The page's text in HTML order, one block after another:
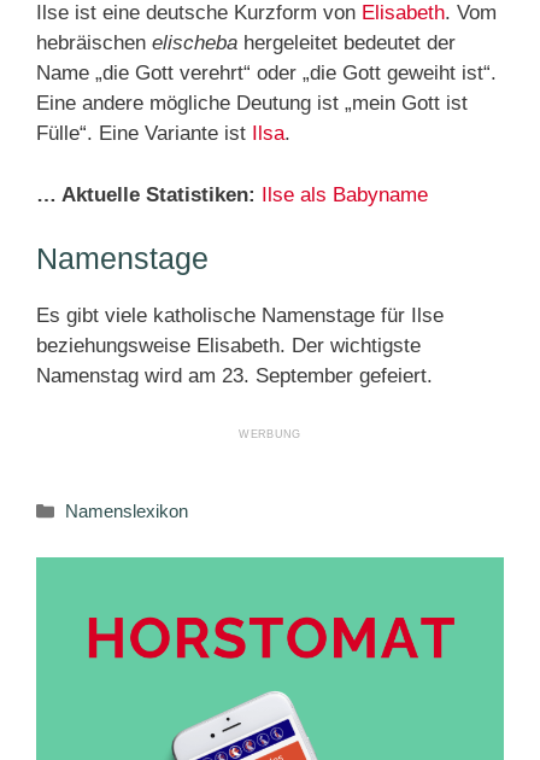
Ilse ist eine deutsche Kurzform von Elisabeth. Vom
hebräischen elischeba hergeleitet bedeutet der
Name „die Gott verehrt“ oder „die Gott geweiht ist“.
Eine andere mögliche Deutung ist „mein Gott ist
Fülle“. Eine Variante ist
Ilsa.
… Aktuelle Statistiken: Ilse als Babyname
Namenstage
Es gibt viele katholische Namenstage für Ilse
beziehungsweise Elisabeth. Der wichtigste
Namenstag wird am 23. September gefeiert.
Kategorien
Namenslexikon